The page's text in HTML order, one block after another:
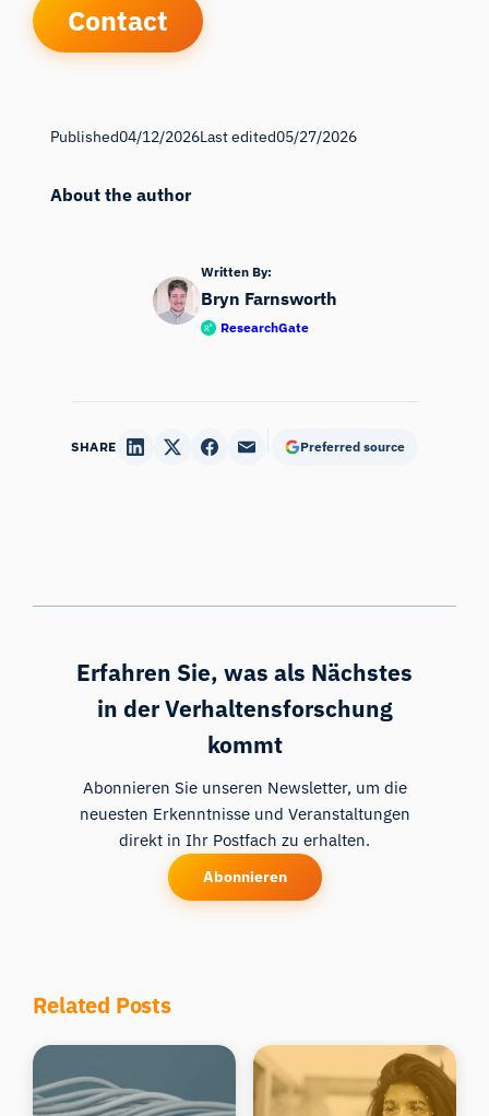
Contact
Published04/12/2026Last edited05/27/2026
About the author
Written By:
Bryn Farnsworth
ResearchGate
SHARE Preferred source
Erfahren Sie, was als Nächstes
in der Verhaltensforschung
kommt
Abonnieren Sie unseren Newsletter, um die
neuesten Erkenntnisse und Veranstaltungen
direkt in Ihr Postfach zu erhalten.
Abonnieren
Related Posts